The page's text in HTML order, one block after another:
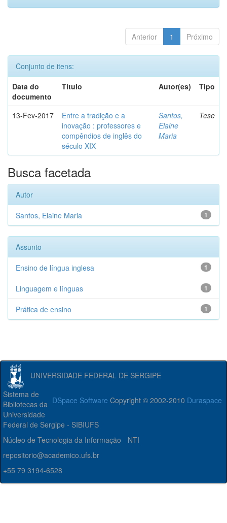
Anterior 1 Próximo
Conjunto de itens:
Data do
documento
Título Autor(es) Tipo
13-Fev-2017
Entre a tradição e a
inovação : professores e
compêndios de inglês do
século XIX
Santos,
Elaine
Maria
Tese
Busca facetada
Autor
1
Santos, Elaine Maria
Assunto
1
Ensino de língua inglesa
1
Linguagem e línguas
1
Prática de ensino
UNIVERSIDADE FEDERAL DE SERGIPE
DSpace Software Copyright © 2002-2010 Duraspace
Sistema de
Bibliotecas da
Universidade
Federal de Sergipe - SIBIUFS
Núcleo de Tecnologia da Informação - NTI
repositorio@academico.ufs.br
+55 79 3194-6528